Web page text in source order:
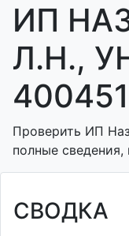
ИП
Л.Н.,
Проверить ИП
полные сведения,
СВОДКА